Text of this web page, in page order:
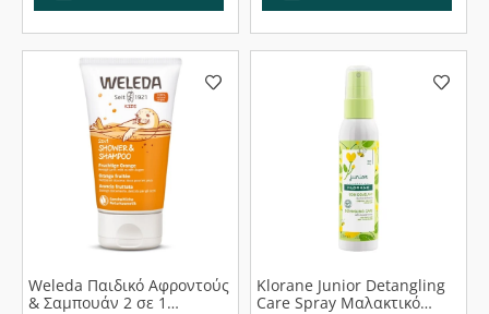
Weleda Παιδικό Αφροντούς
& Σαμπουάν 2 σε 1
Klorane Junior Detangling
Care Spray Μαλακτικό